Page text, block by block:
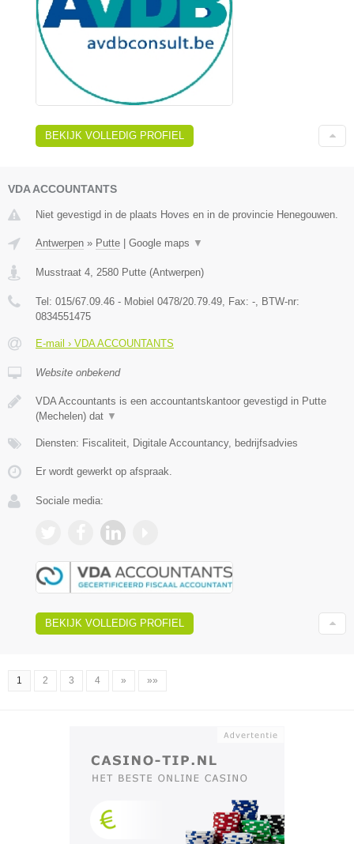
BEKIJK VOLLEDIG PROFIEL
VDA ACCOUNTANTS
Niet gevestigd in de plaats Hoves en in de provincie Henegouwen.
Antwerpen » Putte | Google maps ▼
Musstraat 4 2580 Putte (Antwerpen)
Tel: 015/67.09.46 - Mobiel 0478/20.79.49 , Fax: - , BTW-nr:
0834551475
E-mail › VDA ACCOUNTANTS
Website onbekend
VDA Accountants is een accountantskantoor gevestigd in Putte
(Mechelen) dat ▼
Diensten: Fiscaliteit, Digitale Accountancy, bedrijfsadvies
Er wordt gewerkt op afspraak.
Sociale media:
BEKIJK VOLLEDIG PROFIEL
1 2 3 4 » »»